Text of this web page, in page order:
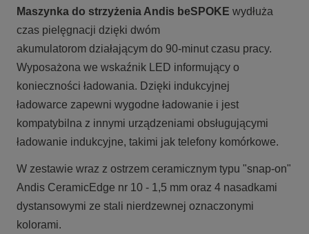
Maszynka do strzyżenia Andis beSPOKE wydłuża
czas pielęgnacji dzięki dwóm
akumulatorom działającym do 90-minut czasu pracy.
Wyposażona we wskaźnik LED informujący o
konieczności ładowania. Dzięki indukcyjnej
ładowarce zapewni wygodne ładowanie i jest
kompatybilna z innymi urządzeniami obsługującymi
ładowanie indukcyjne, takimi jak telefony komórkowe.
W zestawie wraz z ostrzem ceramicznym typu "snap-on"
Andis CeramicEdge nr 10 - 1,5 mm oraz 4 nasadkami
dystansowymi ze stali nierdzewnej oznaczonymi
kolorami.